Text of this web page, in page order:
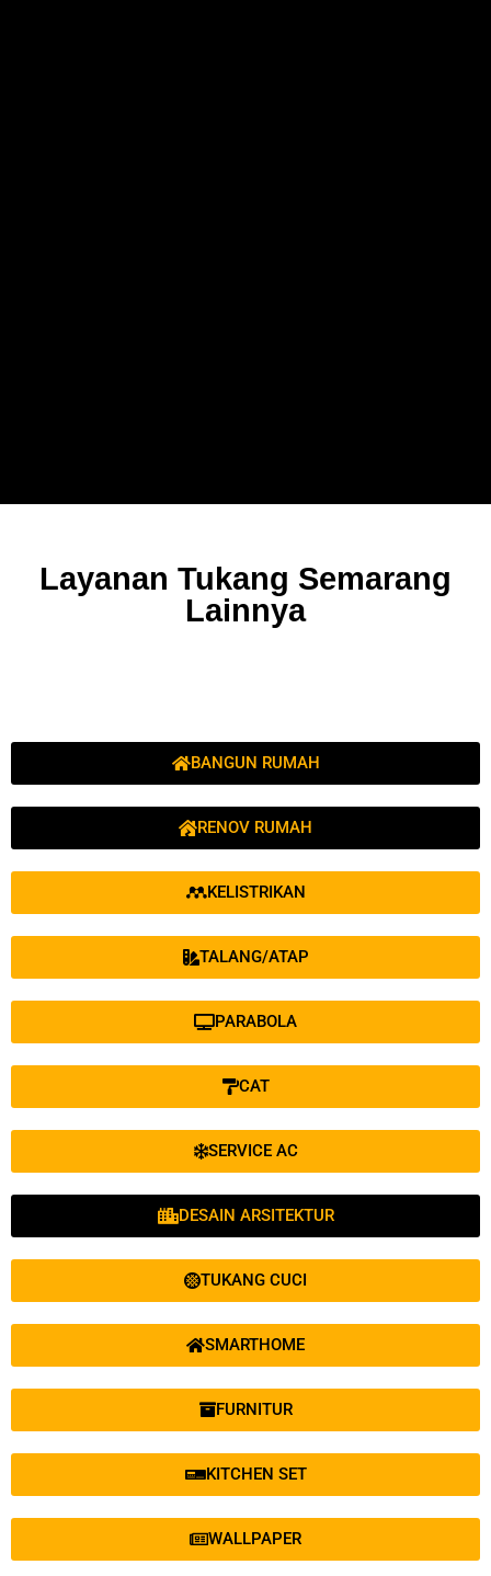
Layanan Tukang Semarang
Lainnya
BANGUN RUMAH
RENOV RUMAH
KELISTRIKAN
TALANG/ATAP
PARABOLA
CAT
SERVICE AC
DESAIN ARSITEKTUR
TUKANG CUCI
SMARTHOME
FURNITUR
KITCHEN SET
WALLPAPER